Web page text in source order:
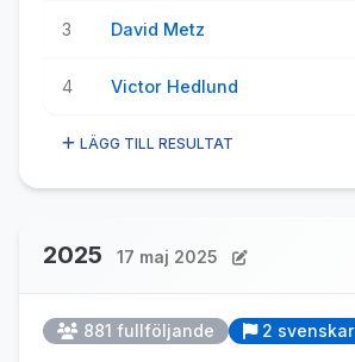
3 David Metz
4 Victor Hedlund
LÄGG TILL RESULTAT
2025 17 maj 2025
881 fullföljande 2 svenskar